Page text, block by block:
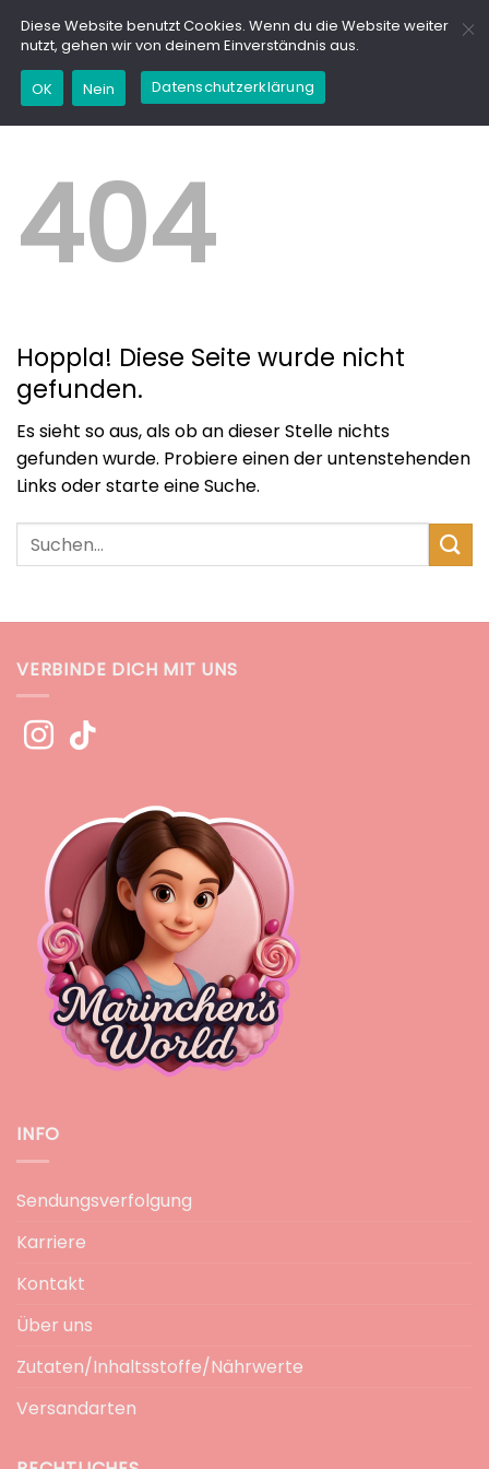
Inhalt
springen
404
Hoppla! Diese Seite wurde nicht
gefunden.
Es sieht so aus, als ob an dieser Stelle nichts
gefunden wurde. Probiere einen der untenstehenden
Links oder starte eine Suche.
VERBINDE DICH MIT UNS
INFO
Sendungsverfolgung
Karriere
Kontakt
Über uns
Zutaten/Inhaltsstoffe/Nährwerte
Versandarten
Diese Website benutzt Cookies. Wenn du die Website weiter
nutzt, gehen wir von deinem Einverständnis aus.
OK Nein Datenschutzerklärung